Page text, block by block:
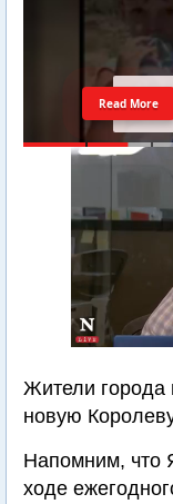
Read More
Жители города
новую
Напомним, что
ходе